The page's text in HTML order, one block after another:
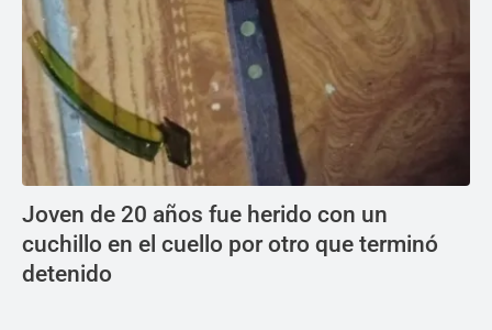
Joven de 20 años fue herido con un
cuchillo en el cuello por otro que terminó
detenido